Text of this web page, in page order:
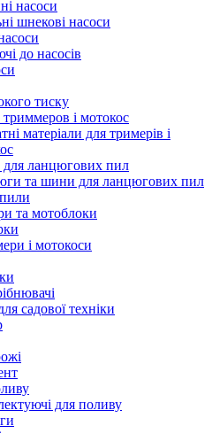
насоси
шнекові насоси
до насосів
тиску
і мотокос
матеріали для тримерів і
для ланцюгових пил
та шини для ланцюгових пил
та мотоблоки
і мотокоси
садової техніки
для поливу